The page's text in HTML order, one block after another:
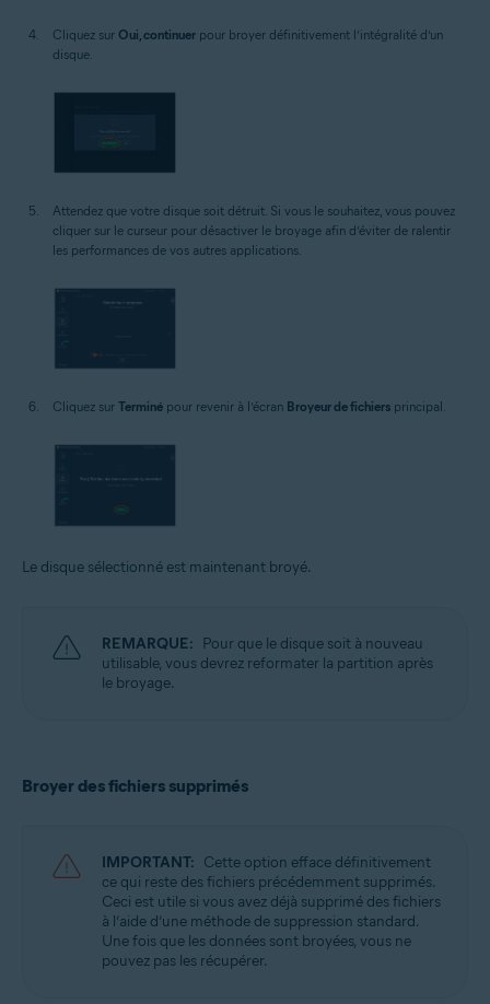
Cliquez sur Oui, continuer pour broyer définitivement l’intégralité d’un
disque.
Attendez que votre disque soit détruit. Si vous le souhaitez, vous pouvez
cliquer sur le curseur pour désactiver le broyage afin d’éviter de ralentir
les performances de vos autres applications.
Cliquez sur Terminé pour revenir à l’écran Broyeur de fichiers principal.
Le disque sélectionné est maintenant broyé.
REMARQUE: Pour que le disque soit à nouveau
utilisable, vous devrez reformater la partition après
le broyage.
Broyer des fichiers supprimés
IMPORTANT: Cette option efface définitivement
ce qui reste des fichiers précédemment supprimés.
Ceci est utile si vous avez déjà supprimé des fichiers
à l’aide d’une méthode de suppression standard.
Une fois que les données sont broyées, vous ne
pouvez pas les récupérer.